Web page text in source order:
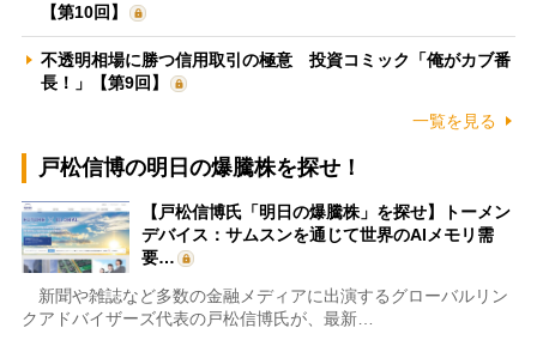
【第10回】
不透明相場に勝つ信用取引の極意 投資コミック「俺がカブ番
長！」【第9回】
一覧を見る
戸松信博の明日の爆騰株を探せ！
【戸松信博氏「明日の爆騰株」を探せ】トーメン
デバイス：サムスンを通じて世界のAIメモリ需
要…
新聞や雑誌など多数の金融メディアに出演するグローバルリン
クアドバイザーズ代表の戸松信博氏が、最新…